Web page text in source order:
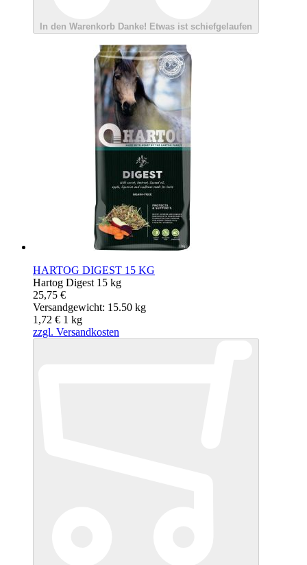
In den Warenkorb Danke! Etwas ist schiefgelaufen
HARTOG DIGEST 15 KG
Hartog Digest 15 kg
25,75 €
Versandgewicht: 15.50 kg
1,72 € 1 kg
zzgl. Versandkosten